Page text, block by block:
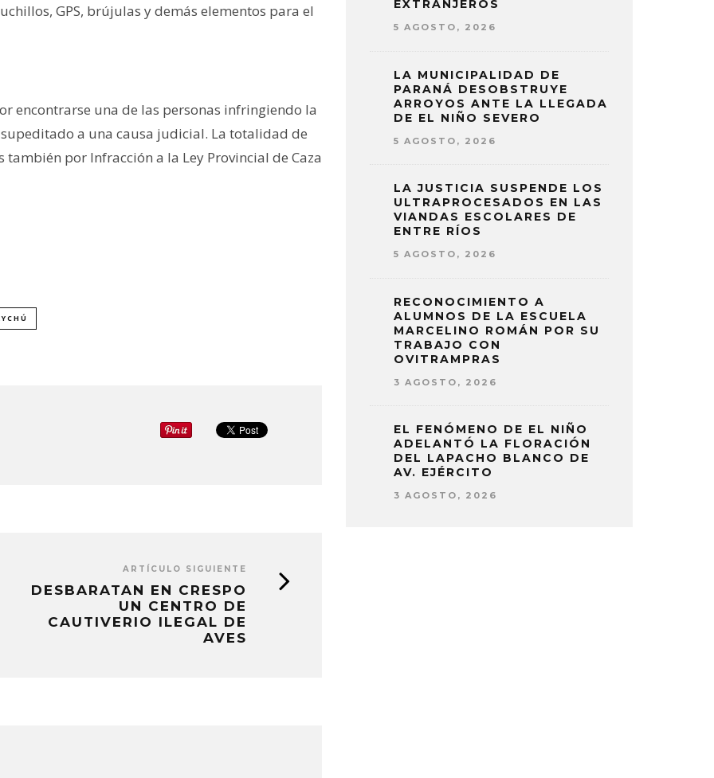
GPS, brújulas y demás elementos para el
encontrarse una de las personas infringiendo la
a una causa judicial. La totalidad de
por Infracción a la Ley Provincial de Caza
ARTÍCULO SIGUIENTE
DESBARATAN EN CRESPO
UN CENTRO DE
CAUTIVERIO ILEGAL DE
AVES
EXTRANJEROS
5 AGOSTO, 2026
LA MUNICIPALIDAD DE
PARANÁ DESOBSTRUYE
ARROYOS ANTE LA LLEGADA
DE EL NIÑO SEVERO
5 AGOSTO, 2026
LA JUSTICIA SUSPENDE LOS
ULTRAPROCESADOS EN LAS
VIANDAS ESCOLARES DE
ENTRE RÍOS
5 AGOSTO, 2026
RECONOCIMIENTO A
ALUMNOS DE LA ESCUELA
MARCELINO ROMÁN POR SU
TRABAJO CON
OVITRAMPRAS
3 AGOSTO, 2026
EL FENÓMENO DE EL NIÑO
ADELANTÓ LA FLORACIÓN
DEL LAPACHO BLANCO DE
AV. EJÉRCITO
3 AGOSTO, 2026